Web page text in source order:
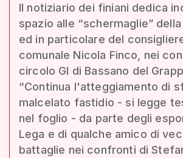
Il notiziario dei finiani dedica
spazio alle “schermaglie” della
ed in particolare del
comunale Nicola Finco, nei
circolo GI di Bassano del
“Continua l'atteggiamento di
malcelato fastidio - si legge
nel foglio - da parte degli
Lega e di qualche amico di
battaglie nei confronti di